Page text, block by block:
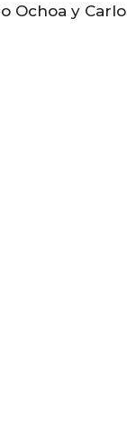
Ochoa y